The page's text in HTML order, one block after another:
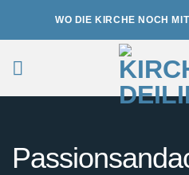
WO DIE KIRCHE NOCH